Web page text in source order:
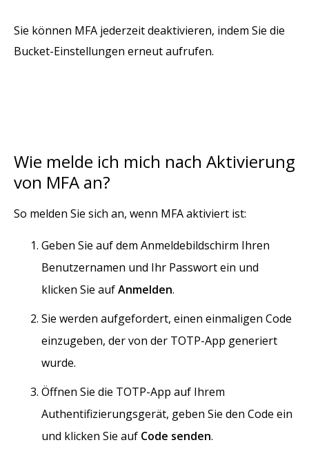
Sie können MFA jederzeit deaktivieren, indem Sie die
Bucket-Einstellungen erneut aufrufen.
Wie melde ich mich nach Aktivierung
von MFA an?
So melden Sie sich an, wenn MFA aktiviert ist:
Geben Sie auf dem Anmeldebildschirm Ihren
Benutzernamen und Ihr Passwort ein und
klicken Sie aufAnmelden.
Sie werden aufgefordert, einen einmaligen Code
einzugeben, der von der TOTP-App generiert
wurde.
Öffnen Sie die TOTP-App auf Ihrem
Authentifizierungsgerät, geben Sie den Code ein
und klicken Sie auf Code senden.